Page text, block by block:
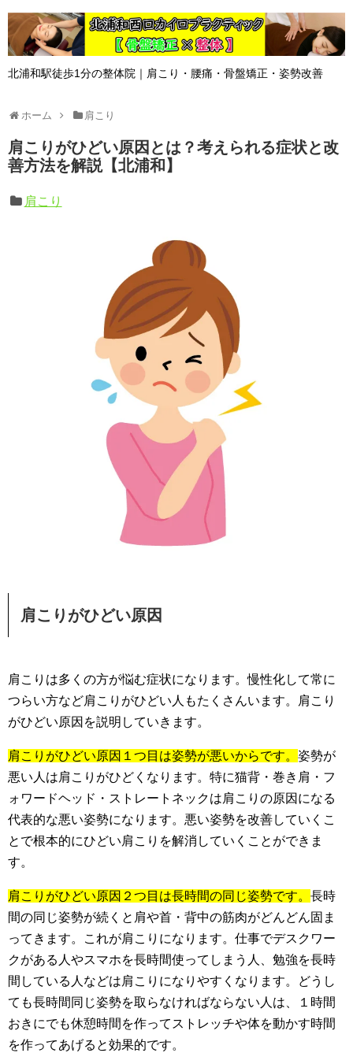
北浦和駅徒歩1分の整体院｜肩こり・腰痛・骨盤矯正・姿勢改善
ホーム 肩こり
肩こりがひどい原因とは？考えられる症状と改
善方法を解説【北浦和】
肩こり
肩こりがひどい原因
肩こりは多くの方が悩む症状になります。慢性化して常に
つらい方など肩こりがひどい人もたくさんいます。肩こり
がひどい原因を説明していきます。
肩こりがひどい原因１つ目は姿勢が悪いからです。 姿勢が
悪い人は肩こりがひどくなります。特に猫背・巻き肩・フ
ォワードヘッド・ストレートネックは肩こりの原因になる
代表的な悪い姿勢になります。悪い姿勢を改善していくこ
とで根本的にひどい肩こりを解消していくことができま
す。
肩こりがひどい原因２つ目は長時間の同じ姿勢です。 長時
間の同じ姿勢が続くと肩や首・背中の筋肉がどんどん固ま
ってきます。これが肩こりになります。仕事でデスクワー
クがある人やスマホを長時間使ってしまう人、勉強を長時
間している人などは肩こりになりやすくなります。どうし
ても長時間同じ姿勢を取らなければならない人は、１時間
おきにでも休憩時間を作ってストレッチや体を動かす時間
を作ってあげると効果的です。